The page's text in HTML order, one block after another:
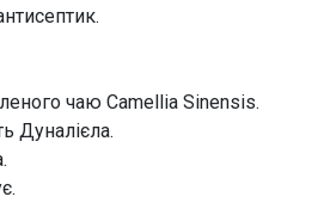
чаю Camellia Sinensis.
Дуналієла.